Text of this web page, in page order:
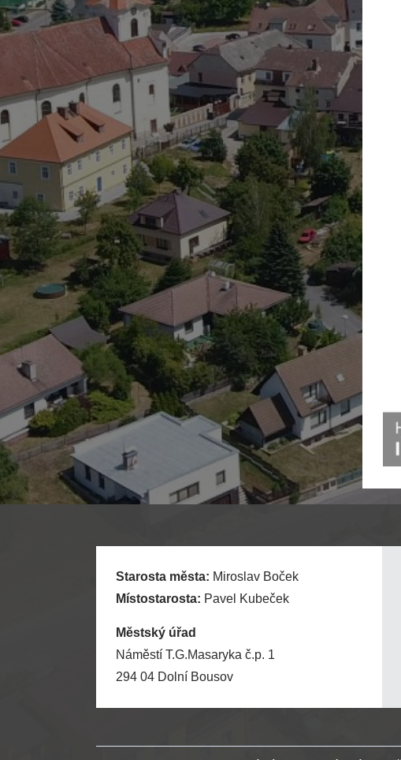
Starosta města: Miroslav Boček
Místostarosta: Pavel Kubeček
Městský úřad
Náměstí T.G.Masaryka č.p. 1
294 04 Dolní Bousov